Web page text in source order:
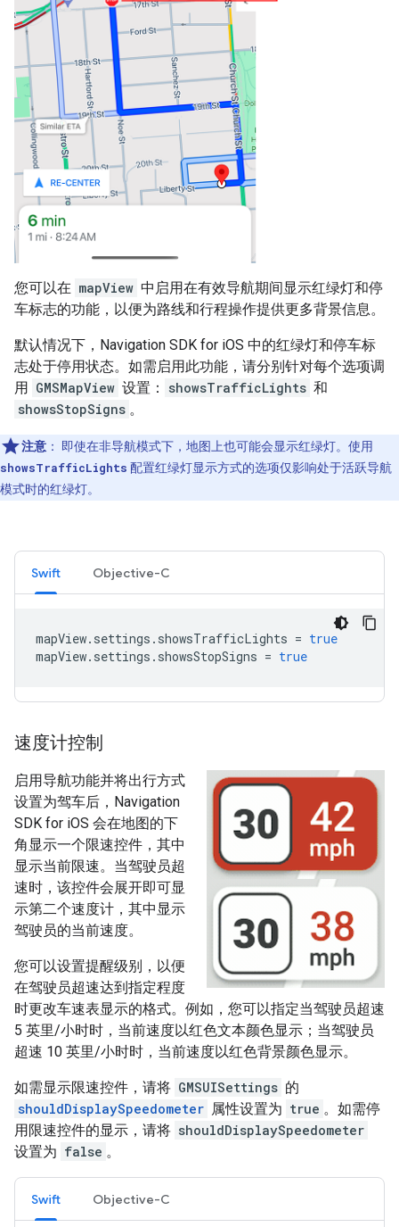
您可以在 mapView 中启用在有效导航期间显示红绿灯和停
车标志的功能，以便为路线和行程操作提供更多背景信息。
默认情况下，Navigation SDK for iOS 中的红绿灯和停车标
志处于停用状态。如需启用此功能，请分别针对每个选项调
用 GMSMapView 设置： showsTrafficLights 和
showsStopSigns 。
注意 ：
即使在非导航模式下，地图上也可能会显示红绿灯。使用
showsTrafficLights 配置红绿灯显示方式的选项仅影响处于活跃导航
模式时的红绿灯。
Swift Objective-C
mapView. settings . showsTrafficLights = true
mapView. settings . showsStopSigns = true
速度计控制
启用导航功能并将出行方式
设置为驾车后，Navigation
SDK for iOS 会在地图的下
角显示一个限速控件，其中
显示当前限速。当驾驶员超
速时，该控件会展开即可显
示第二个速度计，其中显示
驾驶员的当前速度。
您可以设置提醒级别，以便
在驾驶员超速达到指定程度
时更改车速表显示的格式。例如，您可以指定当驾驶员超速
5 英里/小时时，当前速度以红色文本颜色显示；当驾驶员
超速 10 英里/小时时，当前速度以红色背景颜色显示。
如需显示限速控件，请将 GMSUISettings 的
shouldDisplaySpeedometer 属性设置为 true 。如需停
用限速控件的显示，请将 shouldDisplaySpeedometer
设置为 false 。
Swift Objective-C